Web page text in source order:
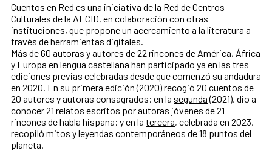
Cuentos en Red es una iniciativa de la Red de Centros
Culturales de la AECID, en colaboración con otras
instituciones, que propone un acercamiento a la literatura a
través de herramientas digitales.
Más de 60 autoras y autores de 22 rincones de América, África
y Europa en lengua castellana han participado ya en las tres
ediciones previas celebradas desde que comenzó su andadura
en 2020. En su primera edición(2020) recogió 20 cuentos de
20 autores y autoras consagrados; en la segunda(2021), dio a
conocer 21 relatos escritos por autoras jóvenes de 21
rincones de habla hispana; y en la tercera, celebrada en 2023,
recopiló mitos y leyendas contemporáneos de 18 puntos del
planeta.